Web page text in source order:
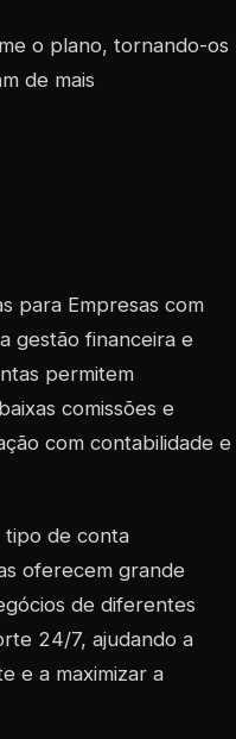
o plano, tornando-os
de mais
para Empresas com
gestão financeira e
permitem
comissões e
com contabilidade e
tipo de conta
oferecem grande
de diferentes
24/7, ajudando a
e a maximizar a